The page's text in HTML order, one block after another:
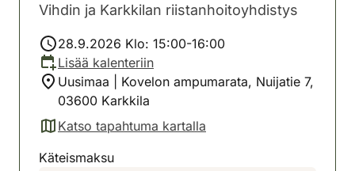
Vihdin ja Karkkilan riistanhoitoyhdistys
28.9.2026 Klo: 15:00-16:00
Lisää kalenteriin
Uusimaa | Kovelon ampumarata, Nuijatie 7,
03600 Karkkila
Katso tapahtuma kartalla
(avautuu uuteen välilehteen)
Käteismaksu